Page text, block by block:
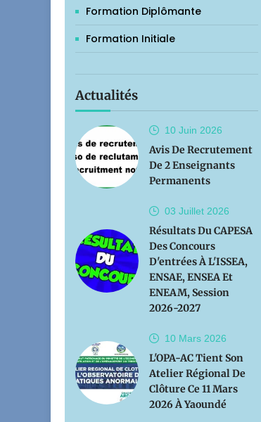
Formation Diplômante
Formation Initiale
Actualités
10 Juin 2026
Avis De Recrutement
De 2 Enseignants
Permanents
03 Juillet 2026
Résultats Du CAPESA
Des Concours
D'entrées À L'ISSEA,
ENSAE, ENSEA Et
ENEAM, Session
2026-2027
10 Mars 2026
L'OPA-AC Tient Son
Atelier Régional De
Clôture Ce 11 Mars
2026 À Yaoundé